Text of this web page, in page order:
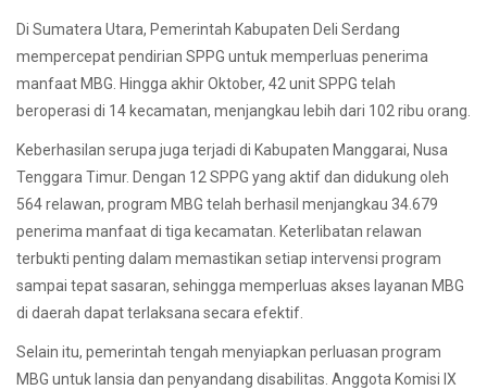
Di Sumatera Utara, Pemerintah Kabupaten Deli Serdang
mempercepat pendirian SPPG untuk memperluas penerima
manfaat MBG. Hingga akhir Oktober, 42 unit SPPG telah
beroperasi di 14 kecamatan, menjangkau lebih dari 102 ribu orang.
Keberhasilan serupa juga terjadi di Kabupaten Manggarai, Nusa
Tenggara Timur. Dengan 12 SPPG yang aktif dan didukung oleh
564 relawan, program MBG telah berhasil menjangkau 34.679
penerima manfaat di tiga kecamatan. Keterlibatan relawan
terbukti penting dalam memastikan setiap intervensi program
sampai tepat sasaran, sehingga memperluas akses layanan MBG
di daerah dapat terlaksana secara efektif.
Selain itu, pemerintah tengah menyiapkan perluasan program
MBG untuk lansia dan penyandang disabilitas. Anggota Komisi IX